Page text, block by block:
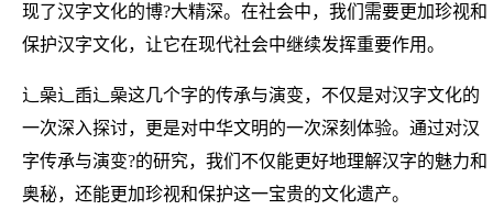
现了汉字文化的博?大精深。在社会中，我们需要更加珍视和
保护汉字文化，让它在现代社会中继续发挥重要作用。
辶喿辶臿辶喿这几个字的传承与演变，不仅是对汉字文化的
一次深入探讨，更是对中华文明的一次深刻体验。通过对汉
字传承与演变?的研究，我们不仅能更好地理解汉字的魅力和
奥秘，还能更加珍视和保护这一宝贵的文化遗产。